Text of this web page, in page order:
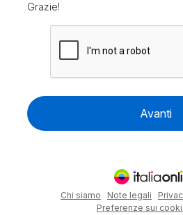
Grazie!
Avanti
Chi siamo Note legali
Preferenze sui